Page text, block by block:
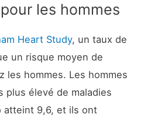
les hommes
Heart Study, un taux de
un risque moyen de
les hommes. Les hommes
plus élevé de maladies
atteint 9,6, et ils ont